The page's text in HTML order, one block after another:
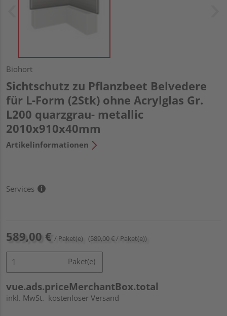
Biohort
Sichtschutz zu Pflanzbeet Belvedere
für L-Form (2Stk) ohne Acrylglas Gr.
L200 quarzgrau- metallic
2010x910x40mm
Artikelinformationen
Services
589,00 € / Paket(e) (589,00 € / Paket(e))
Paket(e)
vue.ads.priceMerchantBox.total
inkl. MwSt. kostenloser Versand